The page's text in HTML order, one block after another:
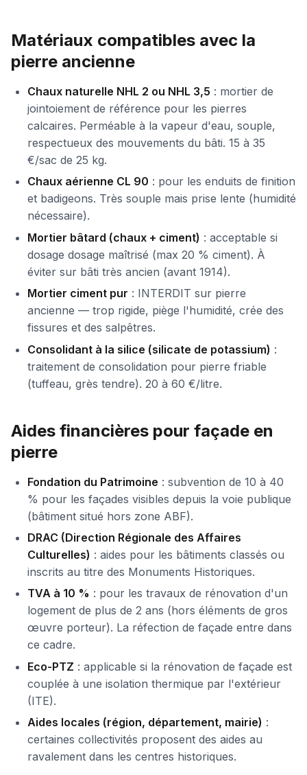
Matériaux compatibles avec la
pierre ancienne
Chaux naturelle NHL 2 ou NHL 3,5 : mortier de
jointoiement de référence pour les pierres
calcaires. Perméable à la vapeur d'eau, souple,
respectueux des mouvements du bâti. 15 à 35
€/sac de 25 kg.
Chaux aérienne CL 90 : pour les enduits de finition
et badigeons. Très souple mais prise lente (humidité
nécessaire).
Mortier bâtard (chaux + ciment) : acceptable si
dosage dosage maîtrisé (max 20 % ciment). À
éviter sur bâti très ancien (avant 1914).
Mortier ciment pur : INTERDIT sur pierre
ancienne — trop rigide, piège l'humidité, crée des
fissures et des salpêtres.
Consolidant à la silice (silicate de potassium) :
traitement de consolidation pour pierre friable
(tuffeau, grès tendre). 20 à 60 €/litre.
Aides financières pour façade en
pierre
Fondation du Patrimoine : subvention de 10 à 40
% pour les façades visibles depuis la voie publique
(bâtiment situé hors zone ABF).
DRAC (Direction Régionale des Affaires
Culturelles) : aides pour les bâtiments classés ou
inscrits au titre des Monuments Historiques.
TVA à 10 % : pour les travaux de rénovation d'un
logement de plus de 2 ans (hors éléments de gros
œuvre porteur). La réfection de façade entre dans
ce cadre.
Eco-PTZ : applicable si la rénovation de façade est
couplée à une isolation thermique par l'extérieur
(ITE).
Aides locales (région, département, mairie) :
certaines collectivités proposent des aides au
ravalement dans les centres historiques.